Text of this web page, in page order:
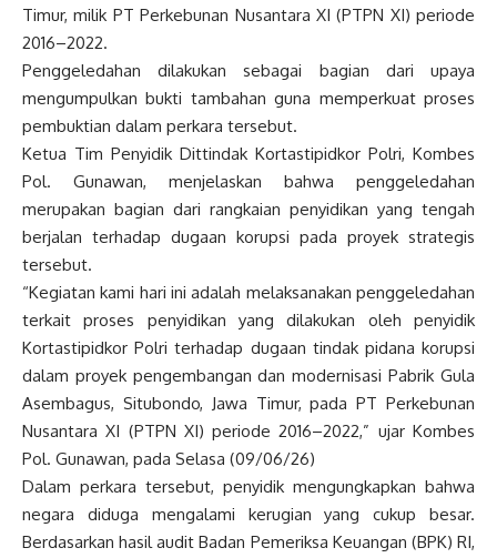
Timur, milik PT Perkebunan Nusantara XI (PTPN XI) periode
2016–2022.
Penggeledahan dilakukan sebagai bagian dari upaya
mengumpulkan bukti tambahan guna memperkuat proses
pembuktian dalam perkara tersebut.
Ketua Tim Penyidik Dittindak Kortastipidkor Polri, Kombes
Pol. Gunawan, menjelaskan bahwa penggeledahan
merupakan bagian dari rangkaian penyidikan yang tengah
berjalan terhadap dugaan korupsi pada proyek strategis
tersebut.
“Kegiatan kami hari ini adalah melaksanakan penggeledahan
terkait proses penyidikan yang dilakukan oleh penyidik
Kortastipidkor Polri terhadap dugaan tindak pidana korupsi
dalam proyek pengembangan dan modernisasi Pabrik Gula
Asembagus, Situbondo, Jawa Timur, pada PT Perkebunan
Nusantara XI (PTPN XI) periode 2016–2022,” ujar Kombes
Pol. Gunawan, pada Selasa (09/06/26)
Dalam perkara tersebut, penyidik mengungkapkan bahwa
negara diduga mengalami kerugian yang cukup besar.
Berdasarkan hasil audit Badan Pemeriksa Keuangan (BPK) RI,